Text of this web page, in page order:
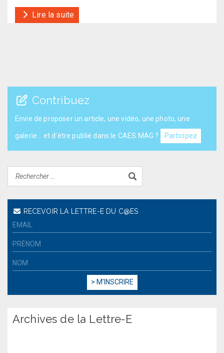
Lire la suite
Contribuez
Envie de proposer un article, une vidéo, une photo, une
galerie... et d'être publié dans le CAES MAG ? Participez
RECEVOIR LA LETTRE-E DU C@ES
Archives de la Lettre-E